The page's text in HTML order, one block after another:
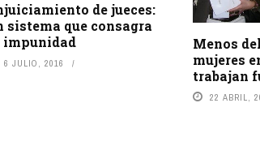
de jueces:
sistema que consagra
impunidad
6 JULIO, 2016
Menos
mujeres
trabajan
22 ABRIL,